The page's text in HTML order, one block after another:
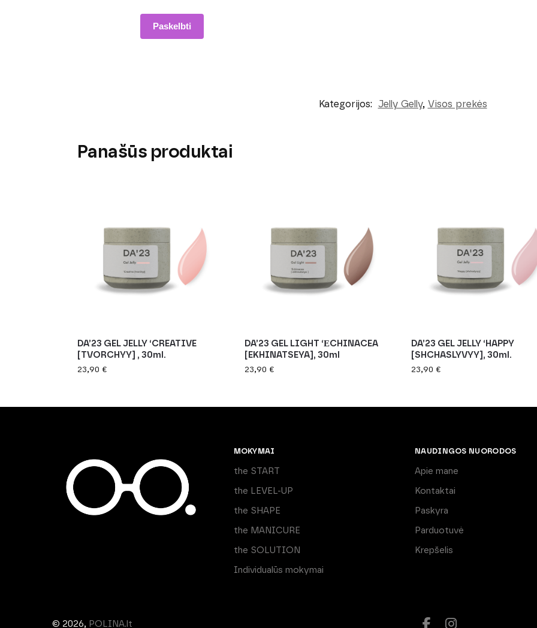
Kategorijos: Jelly Gelly, Visos prekės
Panašūs produktai
DA’23 GEL JELLY ‘CREATIVE
[TVORCHYY] , 30ml.
23,90 €
DA’23 GEL LIGHT ‘ЕCHINACEA
[EKHINATSEYA], 30ml
23,90 €
DA’23 GEL JELLY ‘HAPPY
[SHCHASLYVYY], 30ml.
23,90 €
MOKYMAI
the START
the LEVEL-UP
the SHAPE
the MANICURE
the SOLUTION
Individualūs mokymai
NAUDINGOS NUORODOS
Apie mane
Kontaktai
Paskyra
Parduotuvė
Krepšelis
© 2026, POLINA.lt